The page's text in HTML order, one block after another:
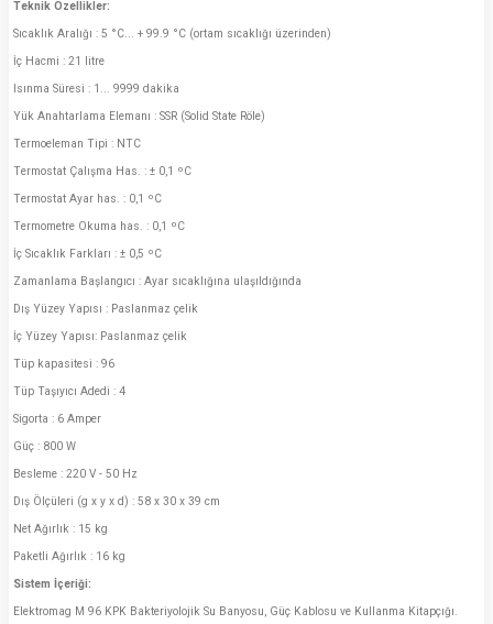
Teknik Özellikler:
Sıcaklık Aralığı : 5 °C... + 99.9 °C (ortam sıcaklığı üzerinden)
İç Hacmi : 21 litre
Isınma Süresi : 1... 9999 dakika
Yük Anahtarlama Elemanı : SSR (Solid State Röle)
Termoeleman Tipi : NTC
Termostat Çalışma Has. : ± 0,1 ºC
Termostat Ayar has. : 0,1 ºC
Termometre Okuma has. : 0,1 ºC
İç Sıcaklık Farkları : ± 0,5 ºC
Zamanlama Başlangıcı : Ayar sıcaklığına ulaşıldığında
Dış Yüzey Yapısı : Paslanmaz çelik
İç Yüzey Yapısı: Paslanmaz çelik
Tüp kapasitesi : 96
Tüp Taşıyıcı Adedi : 4
Sigorta : 6 Amper
Güç : 800 W
Besleme : 220 V - 50 Hz
Dış Ölçüleri (g x y x d) : 58 x 30 x 39 cm
Net Ağırlık : 15 kg
Paketli Ağırlık : 16 kg
Sistem İçeriği:
Elektromag M 96 KPK Bakteriyolojik Su Banyosu, Güç Kablosu ve Kullanma Kitapçığı.